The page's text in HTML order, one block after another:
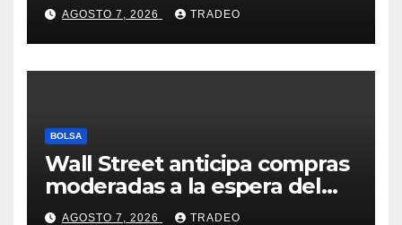
AGOSTO 7, 2026 TRADEO
BOLSA
Wall Street anticipa compras
moderadas a la espera del
informe de empleo de EEUU
AGOSTO 7, 2026 TRADEO